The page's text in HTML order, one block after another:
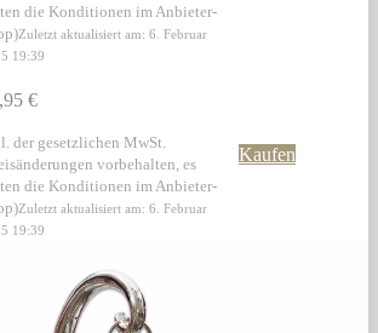
die Konditionen im Anbieter-
Zuletzt aktualisiert am: 6. Februar
19:39
€
der gesetzlichen MwSt.
vorbehalten, es
die Konditionen im Anbieter-
Zuletzt aktualisiert am: 6. Februar
19:39
Kaufen